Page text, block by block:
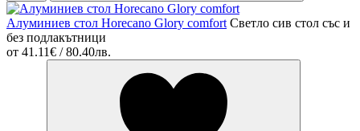
Алуминиев стол Horecano Glory comfort Светло сив стол със и
без подлакътници
от 41.11€ / 80.40лв.